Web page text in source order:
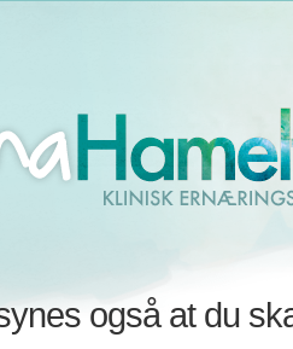
også at du